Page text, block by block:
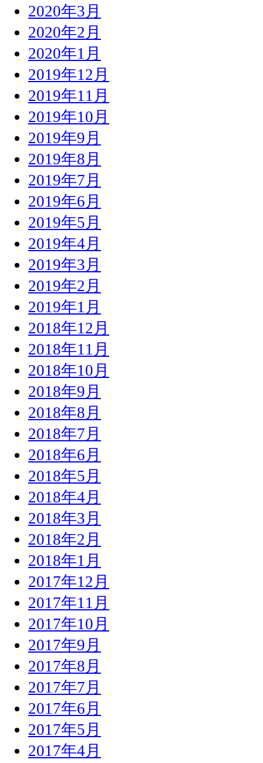
2020年3月
2020年2月
2020年1月
2019年12月
2019年11月
2019年10月
2019年9月
2019年8月
2019年7月
2019年6月
2019年5月
2019年4月
2019年3月
2019年2月
2019年1月
2018年12月
2018年11月
2018年10月
2018年9月
2018年8月
2018年7月
2018年6月
2018年5月
2018年4月
2018年3月
2018年2月
2018年1月
2017年12月
2017年11月
2017年10月
2017年9月
2017年8月
2017年7月
2017年6月
2017年5月
2017年4月